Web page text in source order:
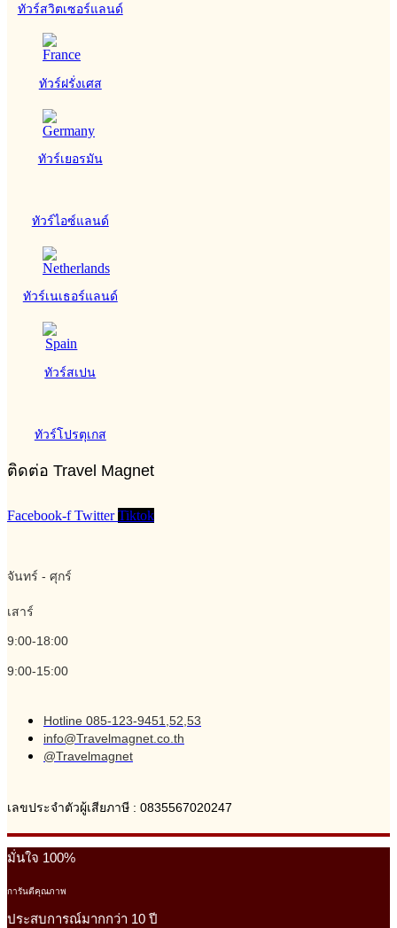
ทัวร์สวิตเซอร์แลนด์
ทัวร์ฝรั่งเศส
ทัวร์เยอรมัน
ทัวร์ไอซ์แลนด์
ทัวร์เนเธอร์แลนด์
ทัวร์สเปน
ทัวร์โปรตุเกส
ติดต่อ Travel Magnet
Facebook-f Twitter Tiktok
จันทร์ - ศุกร์
เสาร์
9:00-18:00
9:00-15:00
Hotline 085-123-9451,52,53
info@Travelmagnet.co.th
@Travelmagnet
เลขประจำตัวผู้เสียภาษี : 0835567020247
มั่นใจ 100%
การันตีคุณภาพ
ประสบการณ์มากกว่า 10 ปี